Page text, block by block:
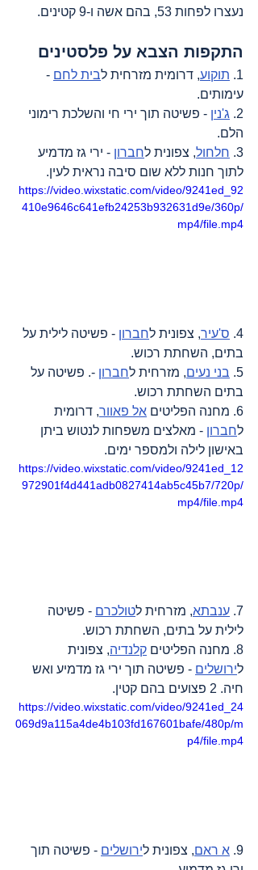
נעצרו לפחות 53, בהם אשה ו-9 קטינים.
התקפות הצבא על פלסטינים
1. תוקוע, דרומית מזרחית לבית לחם -
עימותים.
2. ג'נין - פשיטה תוך ירי חי והשלכת רימוני
הלם.
3. חלחול, צפונית לחברון - ירי גז מדמיע
לתוך חנות ללא שום סיבה נראית לעין.
https://video.wixstatic.com/video/9241ed_92
410e9646c641efb24253b932631d9e/360p/
mp4/file.mp4
4. ס'עיר, צפונית לחברון - פשיטה לילית על
בתים, השחתת רכוש.
5. בני נעים, מזרחית לחברון -. פשיטה על
בתים השחתת רכוש.
6. מחנה הפליטים
אל פאוור, דרומית
לחברון - מאלצים משפחות לנטוש ביתן
באישון לילה ולמספר ימים.
https://video.wixstatic.com/video/9241ed_12
972901f4d441adb0827414ab5c45b7/720p/
mp4/file.mp4
7. ענבתא, מזרחית לטולכרם - פשיטה
לילית על בתים, השחתת רכוש.
8. מחנה הפליטים
קלנדיה, צפונית
לירושלים - פשיטה תוך ירי גז מדמיע ואש
חיה. 2 פצועים בהם קטין.
https://video.wixstatic.com/video/9241ed_24
069d9a115a4de4b103fd167601bafe/480p/m
p4/file.mp4
9. א ראם, צפונית לירושלים - פשיטה תוך